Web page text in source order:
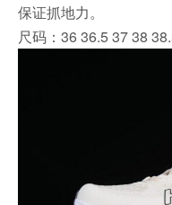
保证抓地力。
尺码：36 36.5 37 38